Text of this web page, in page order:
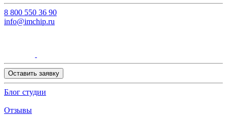
8 800 550 36 90
info@imchip.ru
Оставить заявку
Блог студии
Отзывы